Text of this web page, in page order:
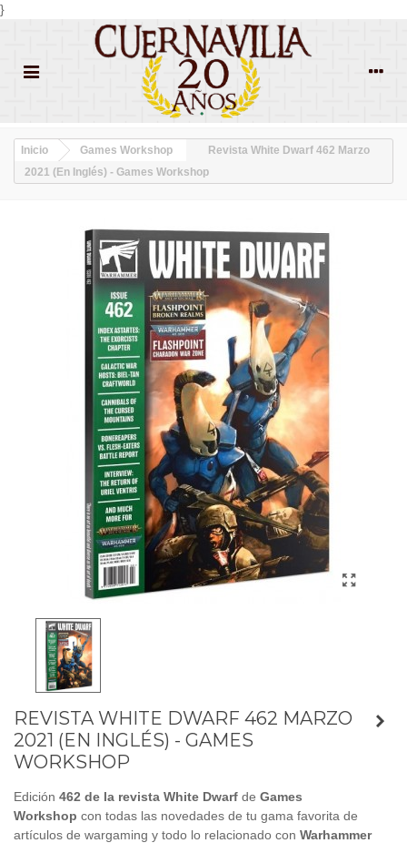
}
Inicio Games Workshop
Revista White Dwarf 462 Marzo
2021 (En Inglés) - Games Workshop
REVISTA WHITE DWARF 462 MARZO
2021 (EN INGLÉS) - GAMES
WORKSHOP
Edición 462 de la revista White Dwarf de Games
Workshop con todas las novedades de tu gama favorita de
artículos de wargaming y todo lo relacionado con Warhammer